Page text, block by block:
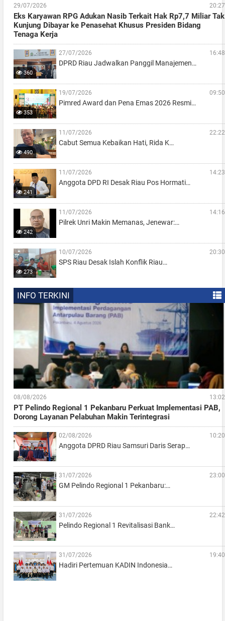
29/07/2026 20:27
Eks Karyawan RPG Adukan Nasib Terkait Hak Rp7,7 Miliar Tak
Kunjung Dibayar ke Penasehat Khusus Presiden Bidang
Tenaga Kerja
360
27/07/2026 16:48
DPRD Riau Jadwalkan Panggil Manajemen…
353
19/07/2026 09:50
Pimred Award dan Pena Emas 2026 Resmi…
490
11/07/2026 22:22
Cabut Semua Kebaikan Hati, Rida K…
241
11/07/2026 14:23
Anggota DPD RI Desak Riau Pos Hormati…
242
11/07/2026 14:16
Pilrek Unri Makin Memanas, Jenewar:…
273
10/07/2026 20:30
SPS Riau Desak Islah Konflik Riau…
INFO TERKINI
08/08/2026 13:02
PT Pelindo Regional 1 Pekanbaru Perkuat Implementasi PAB,
Dorong Layanan Pelabuhan Makin Terintegrasi
02/08/2026 10:20
Anggota DPRD Riau Samsuri Daris Serap…
31/07/2026 23:00
GM Pelindo Regional 1 Pekanbaru:…
31/07/2026 22:42
Pelindo Regional 1 Revitalisasi Bank…
31/07/2026 19:40
Hadiri Pertemuan KADIN Indonesia…